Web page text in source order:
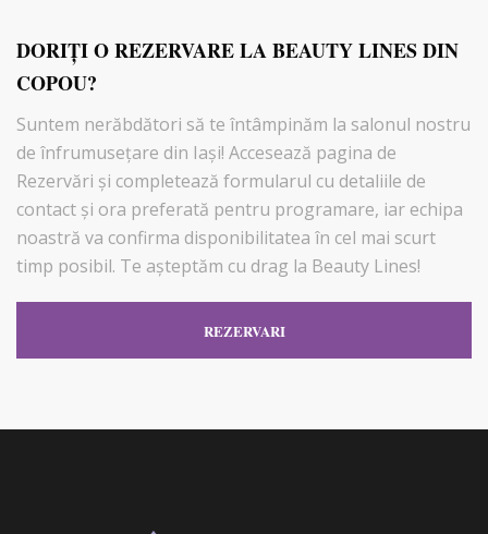
DORIŢI O REZERVARE LA BEAUTY LINES DIN
COPOU?
Suntem nerăbdători să te întâmpinăm la salonul nostru
de înfrumusețare din Iași! Accesează pagina de
Rezervări şi completează formularul cu detaliile de
contact și ora preferată pentru programare, iar echipa
noastră va confirma disponibilitatea în cel mai scurt
timp posibil. Te așteptăm cu drag la Beauty Lines!
REZERVARI